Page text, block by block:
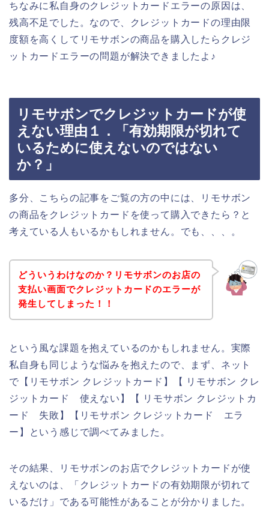
ちなみに私自身のクレジットカードエラーの原因は、
残高不足でした。なので、クレジットカードの理由限
度額を高くしてリモサボンの商品を購入したらクレジ
ットカードエラーの問題が解決できましたよ♪
リモサボンでクレジットカードが使
えない理由１．「有効期限が切れて
いるために使えないのではない
か？」
多分、こちらの記事をご覧の方の中には、リモサボン
の商品をクレジットカードを使って購入できたら？と
考えている人もいるかもしれません。でも、、、。
どういうわけなのか？リモサボンのお店の
支払い画面でクレジットカードのエラーが
発生してしまった！！
という風な課題を抱えているのかもしれません。実際
私自身も同じような悩みを抱えたので、まず、ネット
で【リモサボン クレジットカード】【 リモサボン クレ
ジットカード 使えない】【 リモサボン クレジットカ
ード 失敗】【リモサボン クレジットカード エラ
ー】という感じで調べてみました。
その結果、リモサボンのお店でクレジットカードが使
えないのは、「クレジットカードの有効期限が切れて
いるだけ」である可能性があることが分かりました。